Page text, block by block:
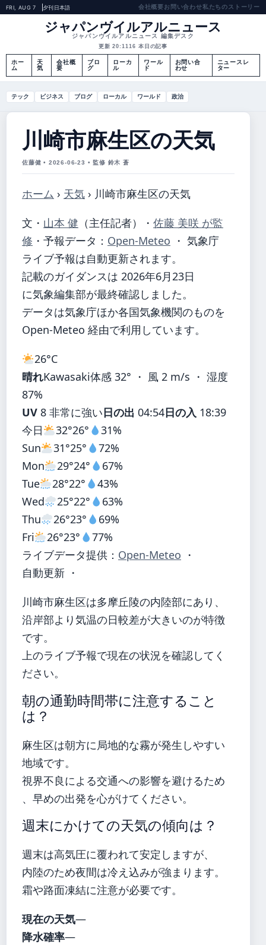
FRI, AUG 7 夕刊日本語 会社概要お問い合わせ私たちのストーリー
ジャパンヴイルアルニュース
ジャパンヴイルアルニュース 編集デスク
更新 20:1116 本日の記事
ホー
ム
天
気
会社概
要
ブロ
グ
ローカ
ル
ワール
ド
お問い合
わせ
ニュースレ
ター
テック ビジネス ブログ ローカル ワールド 政治
川崎市麻生区の天気
佐藤健 • 2026-06-23 • 監修 鈴木 蒼
ホーム › 天気 › 川崎市麻生区の天気
文・ 山本 健 （主任記者） ・ 佐藤 美咲 が監
修 ・ 予報データ： Open-Meteo ・ 気象庁
ライブ予報は自動更新されます。
記載のガイダンスは 2026年6月23日
に気象編集部が最終確認しました。
データは気象庁ほか各国気象機関のものを
Open-Meteo 経由で利用しています。
26°C
晴れKawasaki体感 32° ・ 風 2 m/s ・ 湿度
87%
UV 8 非常に強い日の出 04:54日の入 18:39
今日
32°26°
31%
Sun
31°25°
72%
Mon
29°24°
67%
Tue
28°22°
43%
Wed
25°22°
63%
Thu
26°23°
69%
Fri
26°23°
77%
ライブデータ提供： Open-Meteo ・
自動更新 ・
川崎市麻生区は多摩丘陵の内陸部にあり、
沿岸部より気温の日較差が大きいのが特徴
です。
上のライブ予報で現在の状況を確認してく
ださい。
朝の通勤時間帯に注意すること
は？
麻生区は朝方に局地的な霧が発生しやすい
地域です。
視界不良による交通への影響を避けるため
、早めの出発を心がけてください。
週末にかけての天気の傾向は？
週末は高気圧に覆われて安定しますが、
内陸のため夜間は冷え込みが強まります。
霜や路面凍結に注意が必要です。
現在の天気—
降水確率—